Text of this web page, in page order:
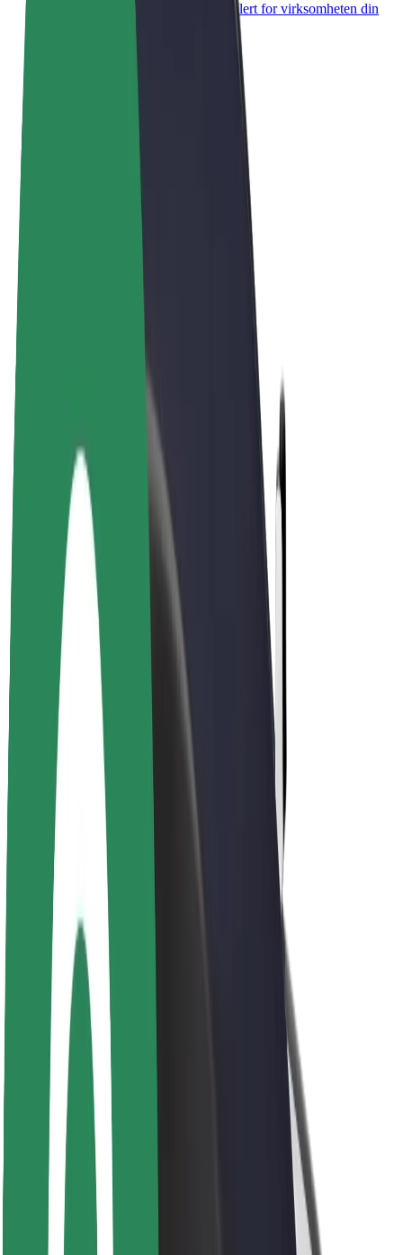
Bolt-produkter og tjenester oppskalert for virksomheten din
Bolt for Business
El-sykler
Bolt Pluss
Tjen med Bolt
Sjåfører
Sjåførinntekter
Leveringsbud
Inntekter for leveringsbud
Bolt Food-partnere
Flåter
Franchiser
Bedrift
Karrierer
Om Bolt
Bærekraft hos Bolt
Prosjekt Zero
Blogg
Nyhetsrom
Retningslinjer for varemerke
Oppdrag
Investorrelasjoner
Ledelse
Merkevare
Media
Urban Fund